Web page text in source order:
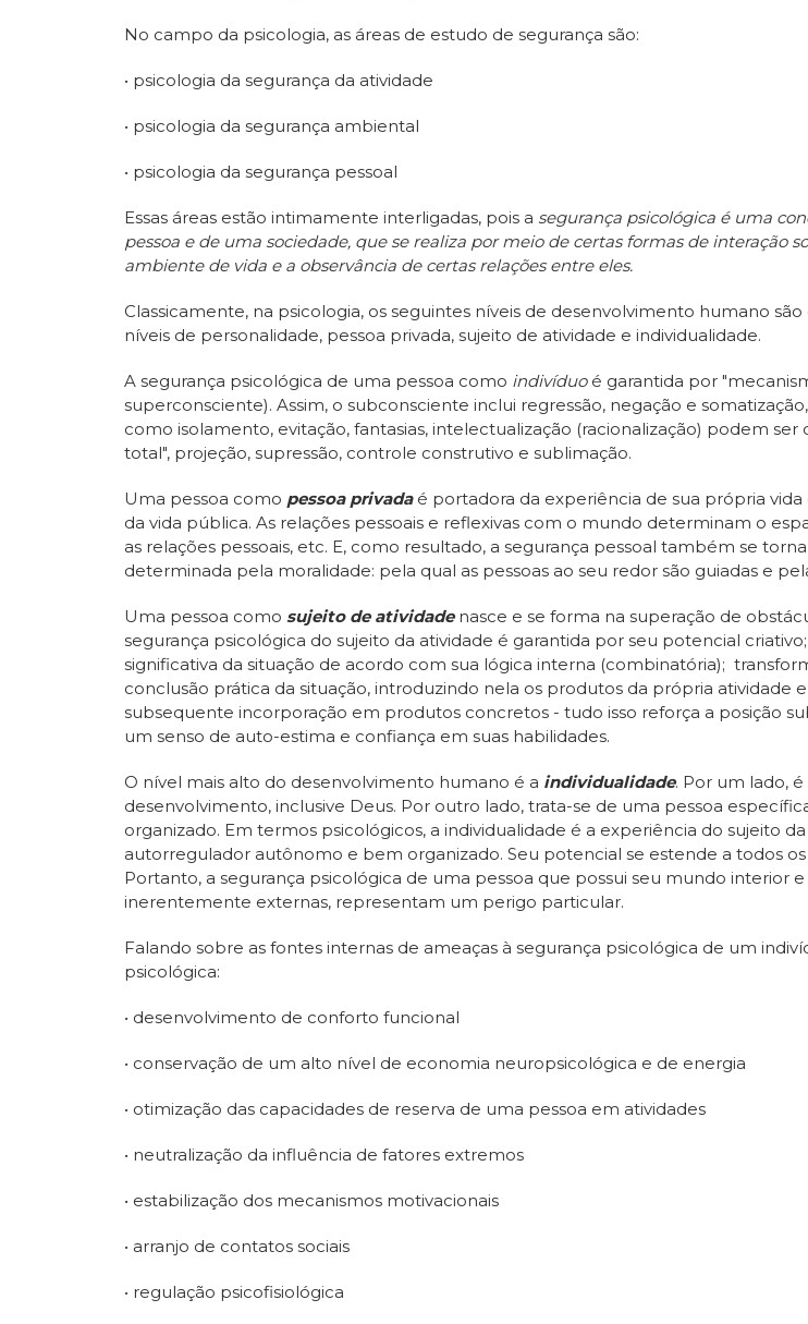
No campo da psicologia, as áreas de estudo de segurança são:
• psicologia da segurança da atividade
• psicologia da segurança ambiental
• psicologia da segurança pessoal
Essas áreas estão intimamente interligadas, pois a segurança psicológica é uma
pessoa e de uma sociedade, que se realiza por meio de certas formas de interação
ambiente de vida e a observância de certas relações entre eles.
Classicamente, na psicologia, os seguintes níveis de desenvolvimento humano
níveis de personalidade, pessoa privada, sujeito de atividade e individualidade.
A segurança psicológica de uma pessoa como indivíduoé garantida por
superconsciente). Assim, o subconsciente inclui regressão, negação e
como isolamento, evitação, fantasias, intelectualização (racionalização) podem
total", projeção, supressão, controle construtivo e sublimação.
Uma pessoa como pessoa privadaé portadora da experiência de sua própria vida
da vida pública. As relações pessoais e reflexivas com o mundo determinam o
as relações pessoais, etc. E, como resultado, a segurança pessoal também se
determinada pela moralidade: pela qual as pessoas ao seu redor são guiadas e
Uma pessoa como sujeito de atividadenasce e se forma na superação de
segurança psicológica do sujeito da atividade é garantida por seu potencial
significativa da situação de acordo com sua lógica interna (combinatória);
conclusão prática da situação, introduzindo nela os produtos da própria atividade
subsequente incorporação em produtos concretos - tudo isso reforça a posição
um senso de auto-estima e confiança em suas habilidades.
O nível mais alto do desenvolvimento humano é a individualidade. Por um lado,
desenvolvimento, inclusive Deus. Por outro lado, trata-se de uma pessoa
organizado. Em termos psicológicos, a individualidade é a experiência do sujeito
autorregulador autônomo e bem organizado. Seu potencial se estende a todos
Portanto, a segurança psicológica de uma pessoa que possui seu mundo interior
inerentemente externas, representam um perigo particular.
Falando sobre as fontes internas de ameaças à segurança psicológica de um
psicológica:
• desenvolvimento de conforto funcional
• conservação de um alto nível de economia neuropsicológica e de energia
• otimização das capacidades de reserva de uma pessoa em atividades
• neutralização da influência de fatores extremos
• estabilização dos mecanismos motivacionais
• arranjo de contatos sociais
• regulação psicofisiológica